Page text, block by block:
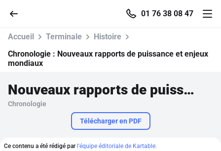
01 76 38 08 47
Parcourir
Accueil Terminale
Histoire
Chronologie : Nouveaux rapports de puissance et enjeux
mondiaux
Nouveaux rapports de puissance et enjeux mondiaux
Chronologie
Télécharger en PDF
Ce contenu a été rédigé par l'équipe éditoriale de Kartable.